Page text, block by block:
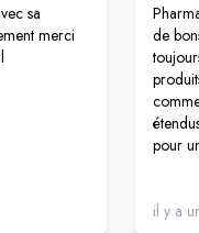
sa
merci
de
pour
il y a